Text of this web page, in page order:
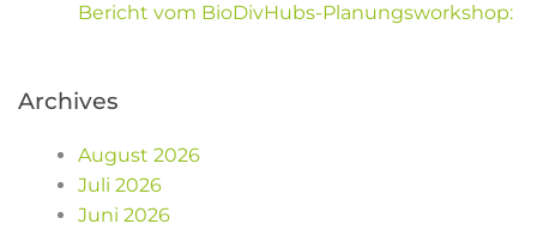
Bericht vom BioDivHubs-Planungsworkshop:
Archives
August 2026
Juli 2026
Juni 2026